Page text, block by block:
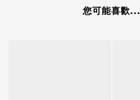
您可能喜歡...